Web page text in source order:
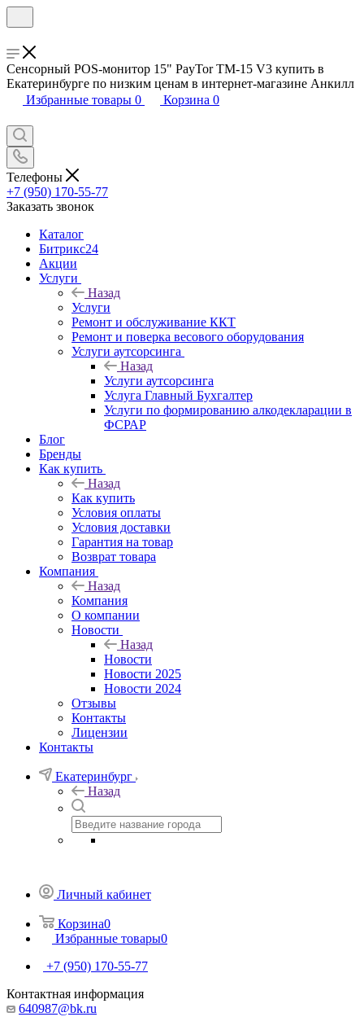
Сенсорный POS-монитор 15" PayTor TM-15 V3 купить в
Екатеринбурге по низким ценам в интернет-магазине Анкилл
Избранные товары 0 Корзина 0
Телефоны
+7 (950) 170-55-77
Заказать звонок
Каталог
Битрикс24
Акции
Услуги
Назад
Услуги
Ремонт и обслуживание ККТ
Ремонт и поверка весового оборудования
Услуги аутсорсинга
Назад
Услуги аутсорсинга
Услуга Главный Бухгалтер
Услуги по формированию алкодекларации в
ФСРАР
Блог
Бренды
Как купить
Назад
Как купить
Условия оплаты
Условия доставки
Гарантия на товар
Возврат товара
Компания
Назад
Компания
О компании
Новости
Назад
Новости
Новости 2025
Новости 2024
Отзывы
Контакты
Лицензии
Контакты
Екатеринбург
Назад
Личный кабинет
Корзина0
Избранные товары0
+7 (950) 170-55-77
Контактная информация
640987@bk.ru